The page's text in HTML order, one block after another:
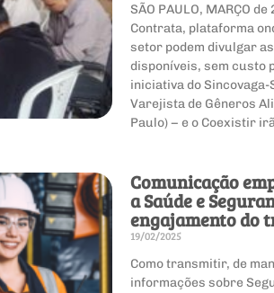
SÃO PAULO, MARÇO
Contrata, plataforma
setor podem divulgar
disponíveis, sem custo
iniciativa do Sincovaga-
Varejista de Gêneros
Paulo) − e o Coexistir
Comunicação
a Saúde e
engajamento do
19/02/2025
Como transmitir, de
informações sobre